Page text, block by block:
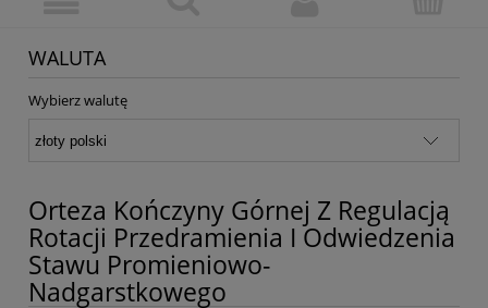
WALUTA
Wybierz walutę
Orteza Kończyny Górnej Z Regulacją
Rotacji Przedramienia I Odwiedzenia
Stawu Promieniowo-
Nadgarstkowego